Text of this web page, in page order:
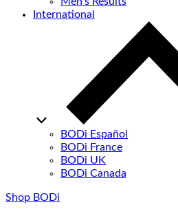
International
BODi Español
BODi France
BODi UK
BODi Canada
Shop BODi